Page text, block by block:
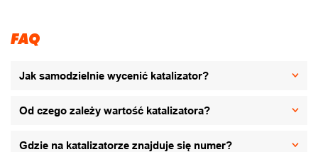
FAQ
Jak samodzielnie wycenić katalizator?
Od czego zależy wartość katalizatora?
Gdzie na katalizatorze znajduje się numer?